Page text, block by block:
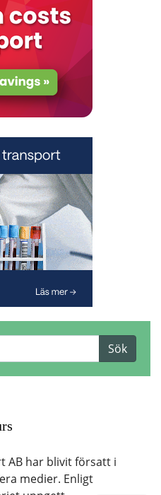
AB har blivit försatt i
medier. Enligt